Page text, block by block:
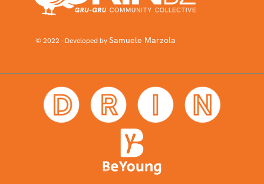
© 2022 - Developed bySamuele Marzola